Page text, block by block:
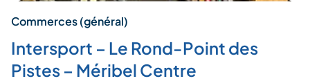
Commerces (général)
Intersport – Le Rond-Point des
Pistes – Méribel Centre